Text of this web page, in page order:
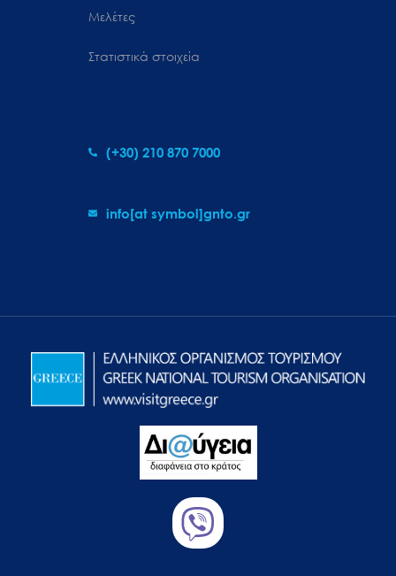
Μελέτες
Στατιστικά στοιχεία
(+30) 210 870 7000
info[at symbol]gnto.gr